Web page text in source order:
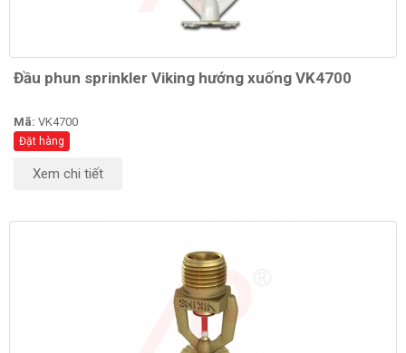
Đầu phun sprinkler Viking hướng xuống VK4700
Mã: VK4700
Đặt hàng
Xem chi tiết